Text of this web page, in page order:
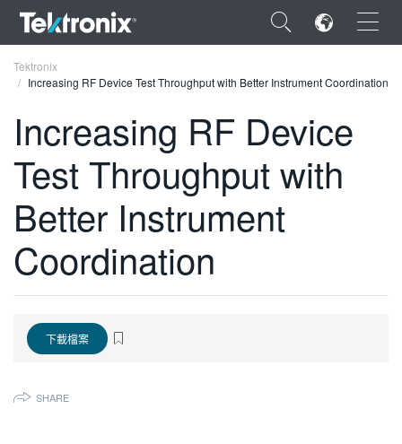
×
ENGLISH
FRANÇAIS
DEUTSCH
VIỆT NAM
日本語
Tektronix
Increasing RF Device Test Throughput with Better Instrument Coordination
Increasing RF Device
Test Throughput with
Better Instrument
Coordination
下載檔案
SHARE